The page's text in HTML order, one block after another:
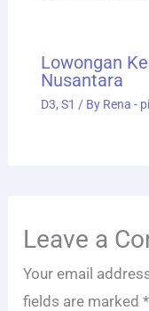
Lowongan
Nusantara
D3, S1 / By Rena -
Leave a
Your email
fields are marked*